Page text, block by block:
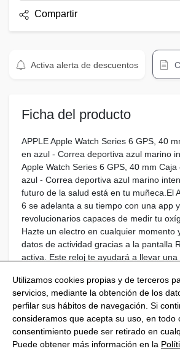
Compartir
Activa alerta de descuentos
Ficha del producto
APPLE Apple Watch Series 6 GPS, 40
en azul - Correa deportiva azul marino
Apple Watch Series 6 GPS, 40 mm Caja
azul - Correa deportiva azul marino
futuro de la salud está en tu muñeca.El
6 se adelanta a su tiempo con una app
revolucionarios capaces de medir tu
Hazte un electro en cualquier momento
datos de actividad gracias a la pantalla
activa. Este reloj te ayudará a llevar
Utilizamos cookies propias y de terceros
servicios, mediante la obtención de los
perfilar sus hábitos de navegación. Si
consideramos que acepta su uso, en todo
consentimiento puede ser retirado en
Puede obtener más información en la